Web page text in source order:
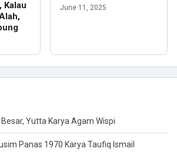
Kalau
June 11, 2025
Yutta Karya Agam Wispi
Panas 1970 Karya Taufiq Ismail